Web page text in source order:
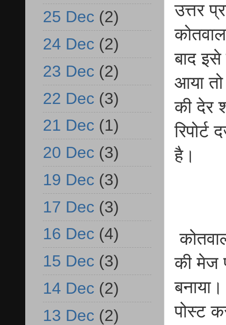
उत्तर
बाद इसे
आया तो
की देर
है।
की मेज
पोस्ट
25 Dec (2)
24 Dec (2)
23 Dec (2)
22 Dec (3)
21 Dec (1)
20 Dec (3)
19 Dec (3)
17 Dec (3)
16 Dec (4)
15 Dec (3)
14 Dec (2)
13 Dec (2)